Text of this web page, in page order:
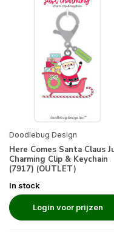
Doodlebug Design
Here Comes Santa Claus
Charming Clip & Keychain
(7917) (OUTLET)
In stock
Login voor prijzen